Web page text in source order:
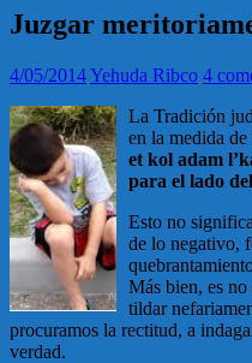
Juzgar
4/05/2014Yehuda Ribco 4
La Tradición
en la medida
et kol adam
para el lado
Esto no
de lo negativo,
Más bien, es no
tildar
procuramos la rectitud, a
verdad.